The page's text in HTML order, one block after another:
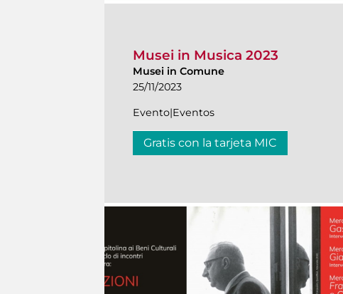
Musei in Musica 2023
Musei in Comune
25/11/2023
Evento|Eventos
Gratis con la tarjeta MIC